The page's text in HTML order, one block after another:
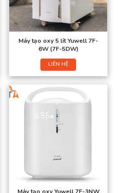
Máy tạo oxy 5 lít Yuwell 7F-
6W (7F-5DW)
LIÊN HỆ